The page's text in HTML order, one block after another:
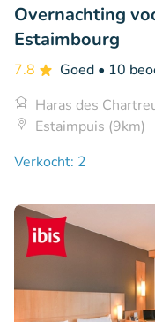
Overnachting
Estaimbourg
7.8 Goed • 10
Haras des
Estaimpuis (9km)
Verkocht: 2